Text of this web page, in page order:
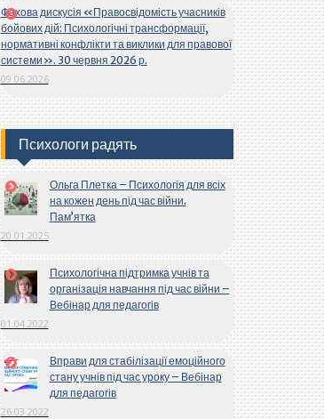
Фахова дискусія «Правосвідомість учасників
бойових дій: Психологічні трансформації,
нормативні конфлікти та виклики для правової
системи». 30 червня 2026 р.
09.06.2026
Психологи радять
Ольга Плетка – Психологія для всіх
на кожен день під час війни.
Пам’ятка
20.01.2025
Психологічна підтримка учнів та
організація навчання під час війни –
Вебінар для педагогів
01.04.2022
Вправи для стабілізації емоційного
стану учнів під час уроку – Вебінар
для педагогів
26.03.2022